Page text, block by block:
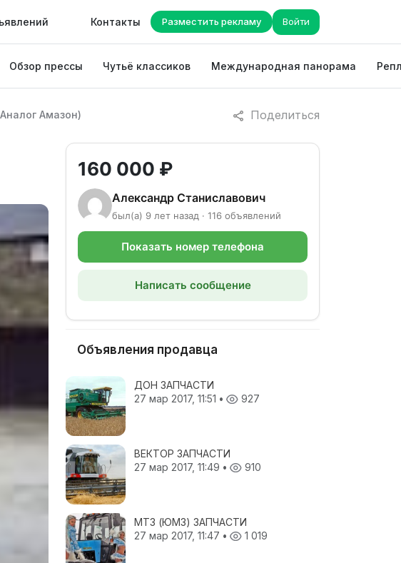
Контакты Разместить рекламу Войти
Обзор прессы Чутьё классиков Международная панорама
Поделиться
Амазон)
160 000 ₽
Александр Станиславович
был(а) 9 лет назад · 116 объявлений
Показать номер телефона
Написать сообщение
Объявления продавца
ДОН ЗАПЧАСТИ
27 мар 2017, 11:51 • 927
ВЕКТОР ЗАПЧАСТИ
27 мар 2017, 11:49 • 910
МТЗ (ЮМЗ) ЗАПЧАСТИ
27 мар 2017, 11:47 • 1 019